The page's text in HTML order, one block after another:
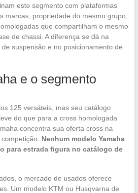
este segmento com plataformas
marcas, propriedade do mesmo grupo,
que compartilham o mesmo
de chassi. A diferença se dá na
suspensão e no posicionamento de
e o segmento
125 versáteis, mas seu catálogo
do que para a cross homologada
concentra sua oferta cross na
Nenhum modelo Yamaha
para estrada figura no catálogo de
o mercado de usados oferece
Um modelo KTM ou Husqvarna de